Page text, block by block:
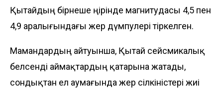
Қытайдың бірнеше өңірінде магнитудасы 4,5 пен
4,9 аралығындағы жер дүмпулері тіркелген.
Мамандардың айтуынша, Қытай сейсмикалық
белсенді аймақтардың қатарына жатады,
сондықтан ел аумағында жер сілкіністері жиі